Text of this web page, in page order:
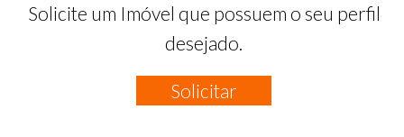
Solicite um Imóvel que possuem o seu perfil
desejado.
Solicitar